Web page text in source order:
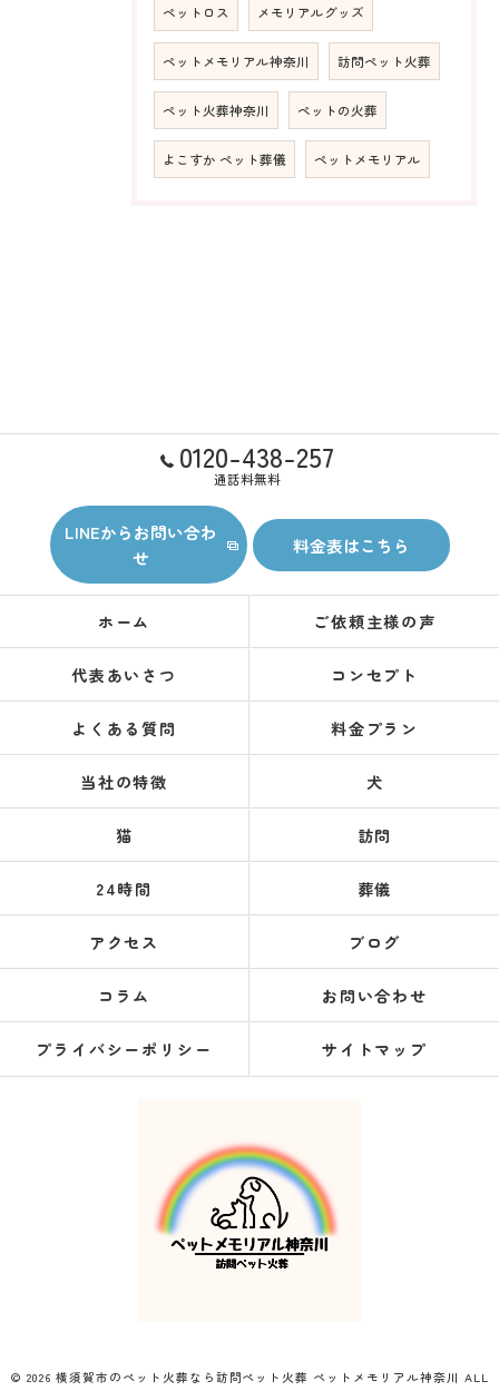
ペットロス メモリアルグッズ
ペットメモリアル神奈川 訪問ペット火葬
ペット火葬神奈川 ペットの火葬
よこすか ペット葬儀 ペットメモリアル
0120-438-257
通話料無料
LINEからお問い合わ
せ
料金表はこちら
ホーム ご依頼主様の声
代表あいさつ コンセプト
よくある質問 料金プラン
当社の特徴 犬
猫 訪問
24時間 葬儀
アクセス ブログ
コラム お問い合わせ
プライバシーポリシー サイトマップ
© 2026 横須賀市のペット火葬なら訪問ペット火葬 ペットメモリアル神奈川 ALL